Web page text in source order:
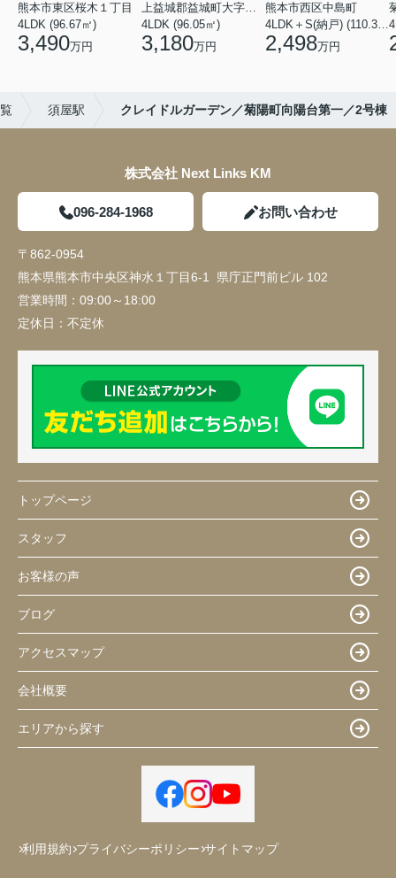
熊本市東区桜木１丁目
4LDK (96.67㎡)
3,490万円
上益城郡益城町大字広崎
4LDK (96.05㎡)
3,180万円
熊本市西区中島町
4LDK＋S(納戸) (110.37㎡)
2,498万円
須屋駅 クレイドルガーデン／菊陽町向陽台第一／2号棟
株式会社 Next Links KM
096-284-1968 お問い合わせ
〒862-0954
熊本県熊本市中央区神水１丁目6-1 県庁正門前ビル 102
営業時間： 09:00～18:00
定休日： 不定休
トップページ
スタッフ
お客様の声
ブログ
アクセスマップ
会社概要
エリアから探す
利用規約 プライバシーポリシー サイトマップ